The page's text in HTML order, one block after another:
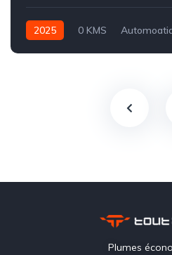
2025 0 KMS
Plumes